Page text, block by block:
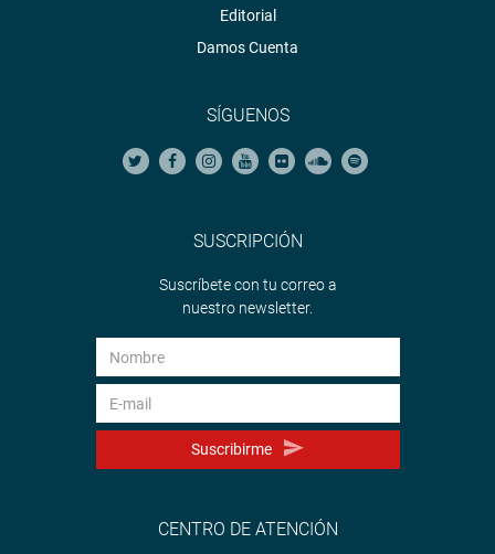
Editorial
Damos Cuenta
SÍGUENOS
SUSCRIPCIÓN
Suscríbete con tu correo a
nuestro newsletter.
Suscribirme
CENTRO DE ATENCIÓN